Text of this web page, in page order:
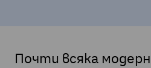
Почти всяка